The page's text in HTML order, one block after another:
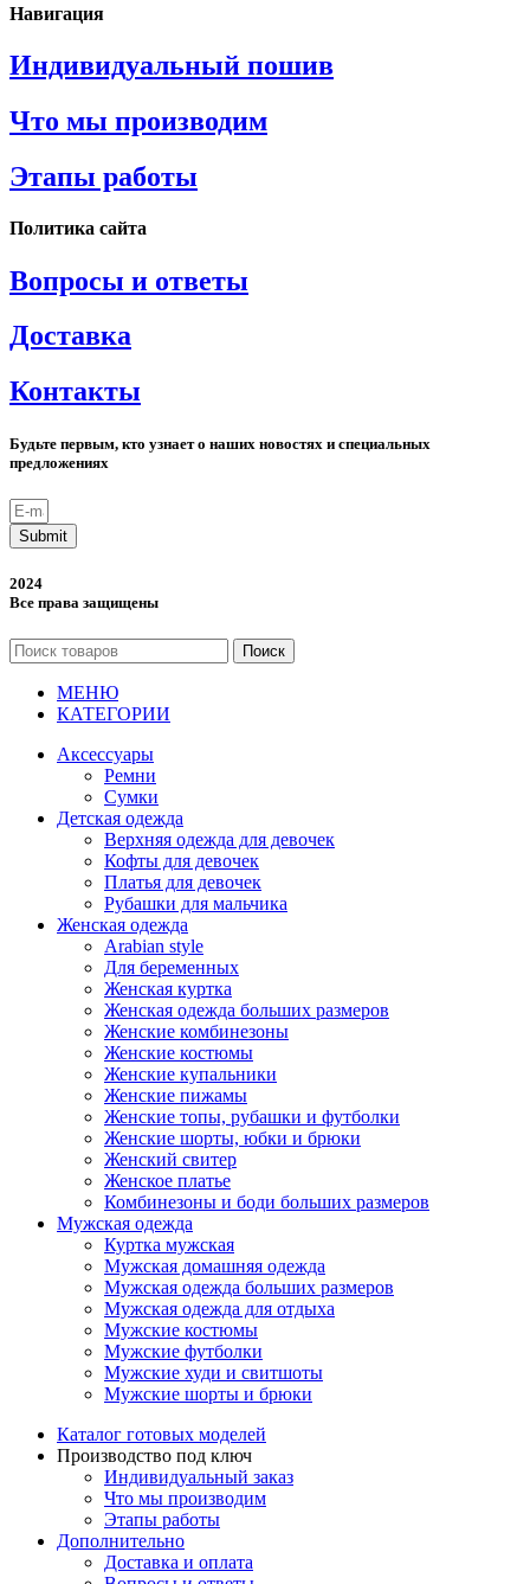
Навигация
Индивидуальный пошив
Что мы производим
Этапы работы
Политика сайта
Вопросы и ответы
Доставка
Контакты
Будьте первым, кто узнает о наших новостях и специальных
предложениях
Submit
2024
Все права защищены
Поиск
МЕНЮ
КАТЕГОРИИ
Аксессуары
Ремни
Сумки
Детская одежда
Верхняя одежда для девочек
Кофты для девочек
Платья для девочек
Рубашки для мальчика
Женская одежда
Arabian style
Для беременных
Женская куртка
Женская одежда больших размеров
Женские комбинезоны
Женские костюмы
Женские купальники
Женские пижамы
Женские топы, рубашки и футболки
Женские шорты, юбки и брюки
Женский свитер
Женское платье
Комбинезоны и боди больших размеров
Мужская одежда
Куртка мужская
Мужская домашняя одежда
Мужская одежда больших размеров
Мужская одежда для отдыха
Мужские костюмы
Мужские футболки
Мужские худи и свитшоты
Мужские шорты и брюки
Каталог готовых моделей
Производство под ключ
Индивидуальный заказ
Что мы производим
Этапы работы
Дополнительно
Доставка и оплата